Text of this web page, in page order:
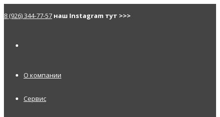
8 (926) 344-77-57 наш Instagram тут >>>
О компании
Сервис